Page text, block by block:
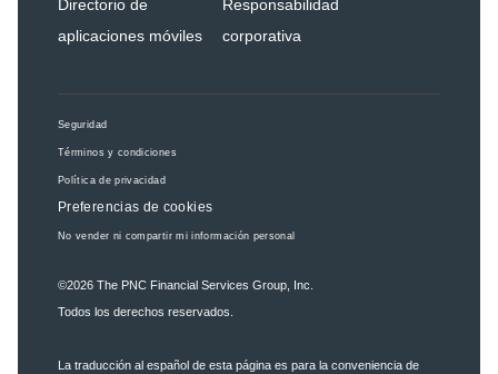
Directorio de
aplicaciones móviles
Responsabilidad
corporativa
Seguridad
Términos y condiciones
Política de privacidad
Preferencias de cookies
No vender ni compartir mi información personal
©2026 The PNC Financial Services Group, Inc.
Todos los derechos reservados.
La traducción al español de esta página es para la conveniencia de